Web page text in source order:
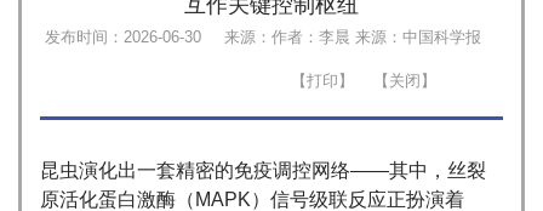
互作关键控制枢纽
发布时间：2026-06-30 来源：作者：李晨 来源：中国科学报
昆虫演化出一套精密的免疫调控网络——其中，丝裂
原活化蛋白激酶（MAPK）信号级联反应正扮演着